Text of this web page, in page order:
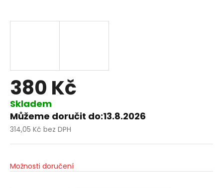
380 Kč
Skladem
Můžeme doručit do:13.8.2026
314,05 Kč bez DPH
Měrná
Možnosti doručení